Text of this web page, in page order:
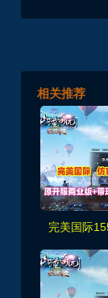
相关推荐